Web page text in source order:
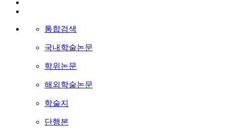
통합검색
국내학술논문
학위논문
해외학술논문
학술지
단행본